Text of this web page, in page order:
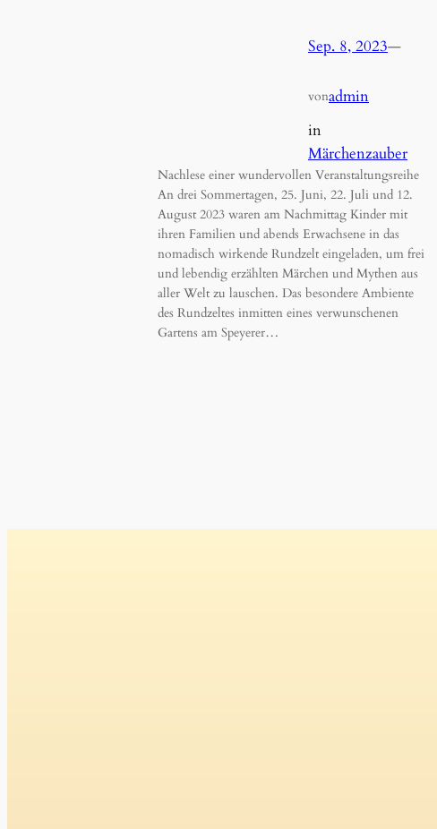
Sep. 8, 2023—
vonadmin
in
Märchenzauber
Nachlese einer wundervollen Veranstaltungsreihe
An drei Sommertagen, 25. Juni, 22. Juli und 12.
August 2023 waren am Nachmittag Kinder mit
ihren Familien und abends Erwachsene in das
nomadisch wirkende Rundzelt eingeladen, um frei
und lebendig erzählten Märchen und Mythen aus
aller Welt zu lauschen. Das besondere Ambiente
des Rundzeltes inmitten eines verwunschenen
Gartens am Speyerer…